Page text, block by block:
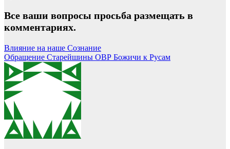
Все ваши вопросы просьба размещать в
комментариях.
Навигация
по
записям
Влияние на наше Сознание
Обращение Старейшины ОВР Божичи к Русам